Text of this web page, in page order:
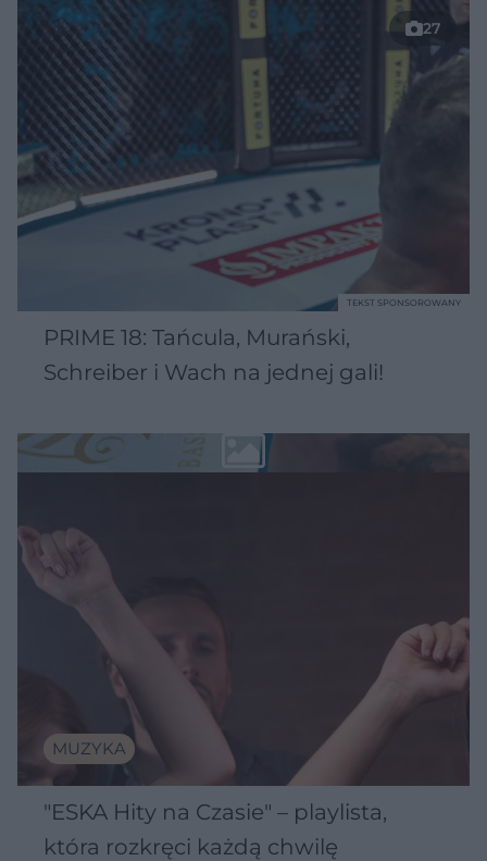
27
PRIME 18: Tańcula, Murański,
Schreiber i Wach na jednej gali!
TEKST SPONSOROWANY
MUZYKA
"ESKA Hity na Czasie" – playlista,
która rozkręci każdą chwilę